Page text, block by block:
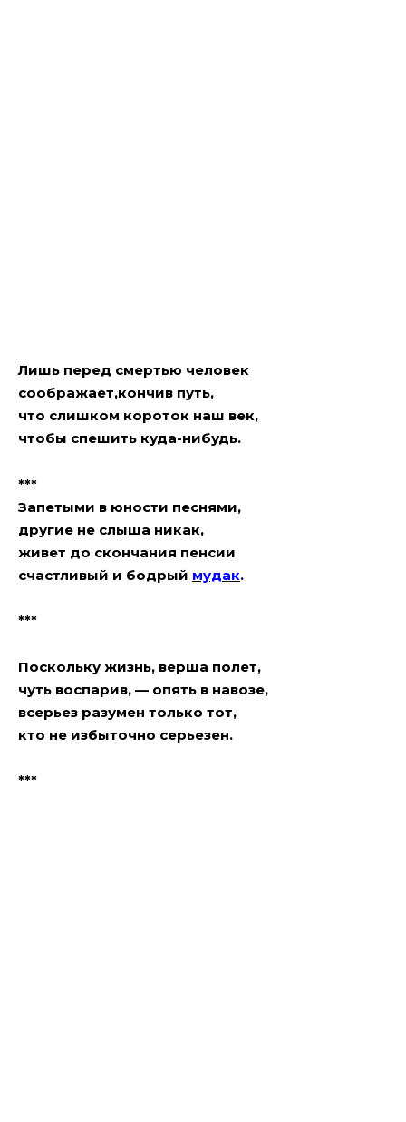
Лишь перед смертью человек
соображает,кончив путь,
что слишком короток наш век,
чтобы спешить куда-нибудь.
***
Запетыми в юности песнями,
другие не слыша никак,
живет до скончания пенсии
счастливый и бодрый мyдaк.
***
Поскольку жизнь, верша полет,
чуть воспарив, — опять в навозе,
всерьез разумен только тот,
кто не избыточно серьезен.
***